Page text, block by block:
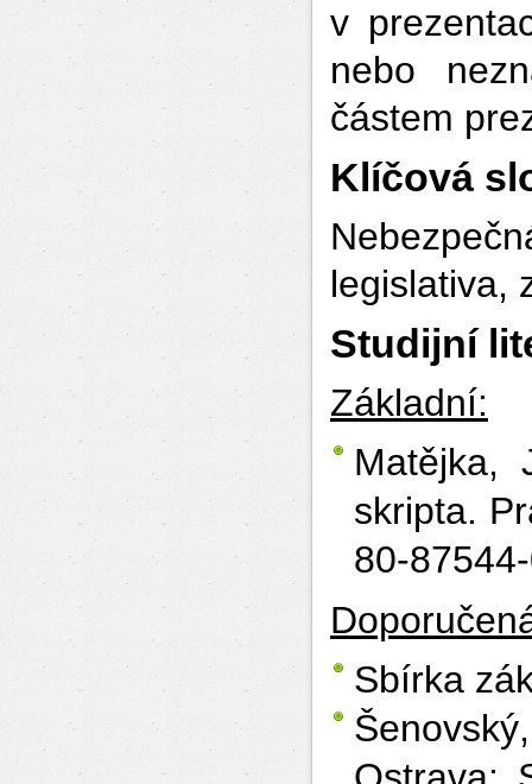
v
nebo
částem
Klíčová
legislativa,
Studijní
Základní:
Matějka,
skripta.
80-
Sbírka